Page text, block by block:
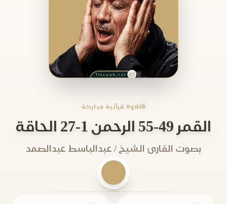
تلاوة قرآنية مباركة
القمر 49-55 الرحمن 1-27 الحاقة
بصوت القارئ الشيخ / عبدالباسط عبدالصمد